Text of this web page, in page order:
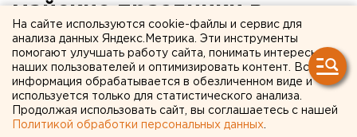
майские праздники в
Свердловской области
обеспечат бумажные
справки
На сайте используются cookie-файлы и сервис для
анализа данных Яндекс.Метрика. Эти инструменты
помогают улучшать работу сайта, понимать интересы
наших пользователей и оптимизировать контент. Вся
информация обрабатывается в обезличенном виде и
используется только для статистического анализа.
Продолжая использовать сайт, вы соглашаетесь с нашей
Политикой обработки персональных данных